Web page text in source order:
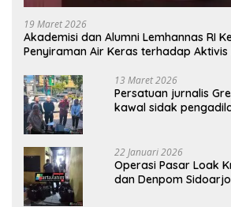
19 Maret 2026
Akademisi dan Alumni Lemhannas RI
Penyiraman Air Keras terhadap Aktivis
13 Maret 2026
Persatuan jurnalis
kawal sidak
22 Januari 2026
Operasi Pasar Loak
dan Denpom